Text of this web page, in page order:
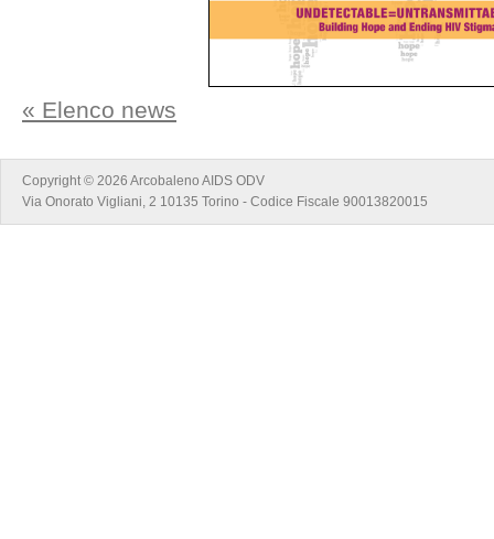
« Elenco news
Copyright © 2026 Arcobaleno AIDS ODV
Via Onorato Vigliani, 2 10135 Torino - Codice Fiscale 90013820015